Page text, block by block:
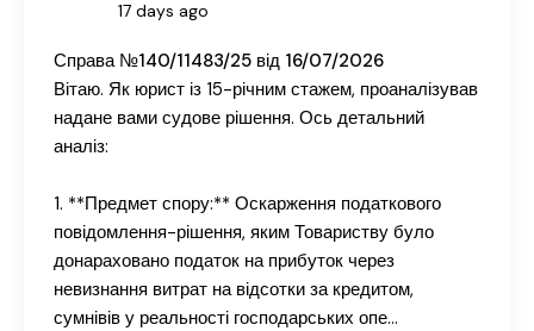
17 days ago
Справа №140/11483/25 від 16/07/2026
Вітаю. Як юрист із 15-річним стажем, проаналізував
надане вами судове рішення. Ось детальний
аналіз:
1. **Предмет спору:** Оскарження податкового
повідомлення-рішення, яким Товариству було
донараховано податок на прибуток через
невизнання витрат на відсотки за кредитом,
сумнівів у реальності господарських опе…